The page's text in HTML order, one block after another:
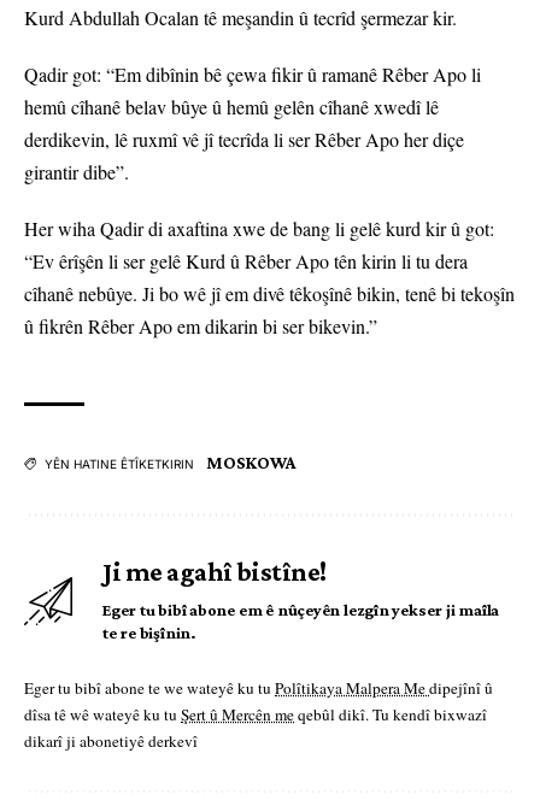
Kurd Abdullah Ocalan tê meşandin û tecrîd şermezar kir.
Qadir got: “Em dibînin bê çewa fikir û ramanê Rêber Apo li
hemû cîhanê belav bûye û hemû gelên cîhanê xwedî lê
derdikevin, lê ruxmî vê jî tecrîda li ser Rêber Apo her diçe
girantir dibe”.
Her wiha Qadir di axaftina xwe de bang li gelê kurd kir û got:
“Ev êrîşên li ser gelê Kurd û Rêber Apo tên kirin li tu dera
cîhanê nebûye. Ji bo wê jî em divê têkoşînê bikin, tenê bi tekoşîn
û fikrên Rêber Apo em dikarin bi ser bikevin.”
YÊN HATINE ÊTÎKETKIRIN MOSKOWA
Ji me agahî bistîne!
Eger tu bibî abone em ê nûçeyên lezgîn yekser ji maîla
te re bişînin.
Eger tu bibî abone te we wateyê ku tu Polîtikaya Malpera Medipejînî û
dîsa tê wê wateyê ku tu Şert û Mercên meqebûl dikî. Tu kendî bixwazî
dikarî ji abonetiyê derkevî